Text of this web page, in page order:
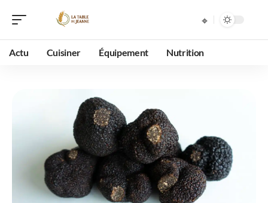
Actu Cuisiner Équipement Nutrition